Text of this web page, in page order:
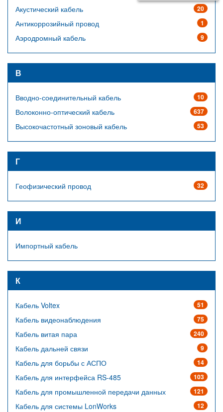
20
Акустический кабель
1
Антикоррозийный провод
9
Аэродромный кабель
В
10
Вводно-соединительный кабель
637
Волоконно-оптический кабель
53
Высокочастотный зоновый кабель
Г
32
Геофизический провод
И
Импортный кабель
К
51
Кабель Voltex
75
Кабель видеонаблюдения
240
Кабель витая пара
9
Кабель дальней связи
14
Кабель для борьбы с АСПО
103
Кабель для интерфейса RS-485
121
Кабель для промышленной передачи данных
12
Кабель для системы LonWorks